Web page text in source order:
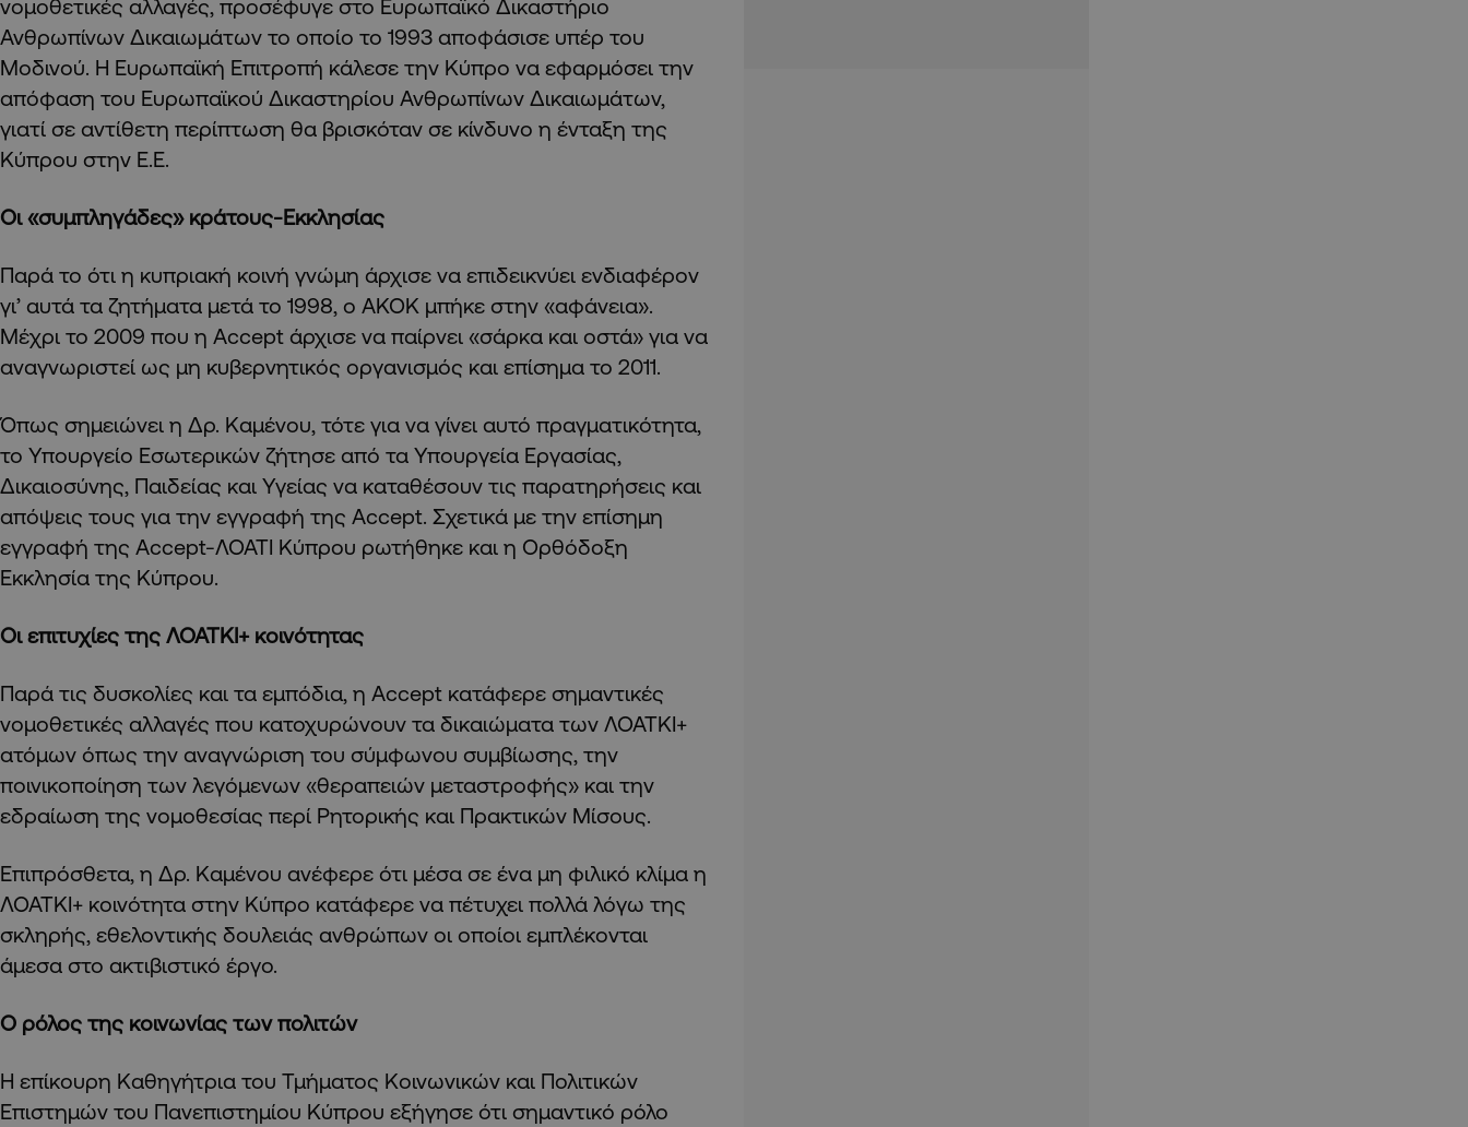
νομοθετικές αλλαγές, προσέφυγε στο Ευρωπαϊκό Δικαστήριο
Ανθρωπίνων Δικαιωμάτων το οποίο το 1993 αποφάσισε υπέρ του
Μοδινού. Η Ευρωπαϊκή Επιτροπή κάλεσε την Κύπρο να εφαρμόσει την
απόφαση του Ευρωπαϊκού Δικαστηρίου Ανθρωπίνων Δικαιωμάτων,
γιατί σε αντίθετη περίπτωση θα βρισκόταν σε κίνδυνο η ένταξη της
Κύπρου στην Ε.Ε.
Οι «συμπληγάδες» κράτους-Εκκλησίας
Παρά το ότι η κυπριακή κοινή γνώμη άρχισε να επιδεικνύει ενδιαφέρον
γι’ αυτά τα ζητήματα μετά το 1998, ο ΑΚΟΚ μπήκε στην «αφάνεια».
Μέχρι το 2009 που η Accept άρχισε να παίρνει «σάρκα και οστά» για να
αναγνωριστεί ως μη κυβερνητικός οργανισμός και επίσημα το 2011.
Όπως σημειώνει η Δρ. Καμένου, τότε για να γίνει αυτό πραγματικότητα,
το Υπουργείο Εσωτερικών ζήτησε από τα Υπουργεία Εργασίας,
Δικαιοσύνης, Παιδείας και Υγείας να καταθέσουν τις παρατηρήσεις και
απόψεις τους για την εγγραφή της Accept. Σχετικά με την επίσημη
εγγραφή της Accept-ΛΟΑΤΙ Κύπρου ρωτήθηκε και η Ορθόδοξη
Εκκλησία της Κύπρου.
Οι επιτυχίες της ΛΟΑΤΚΙ+ κοινότητας
Παρά τις δυσκολίες και τα εμπόδια, η Accept κατάφερε σημαντικές
νομοθετικές αλλαγές που κατοχυρώνουν τα δικαιώματα των ΛΟΑΤΚΙ+
ατόμων όπως την αναγνώριση του σύμφωνου συμβίωσης, την
ποινικοποίηση των λεγόμενων «θεραπειών μεταστροφής» και την
εδραίωση της νομοθεσίας περί Ρητορικής και Πρακτικών Μίσους.
Επιπρόσθετα, η Δρ. Καμένου ανέφερε ότι μέσα σε ένα μη φιλικό κλίμα η
ΛΟΑΤΚΙ+ κοινότητα στην Κύπρο κατάφερε να πέτυχει πολλά λόγω της
σκληρής, εθελοντικής δουλειάς ανθρώπων οι οποίοι εμπλέκονται
άμεσα στο ακτιβιστικό έργο.
Ο ρόλος της κοινωνίας των πολιτών
Η επίκουρη Καθηγήτρια του Τμήματος Κοινωνικών και Πολιτικών
Επιστημών του Πανεπιστημίου Κύπρου εξήγησε ότι σημαντικό ρόλο